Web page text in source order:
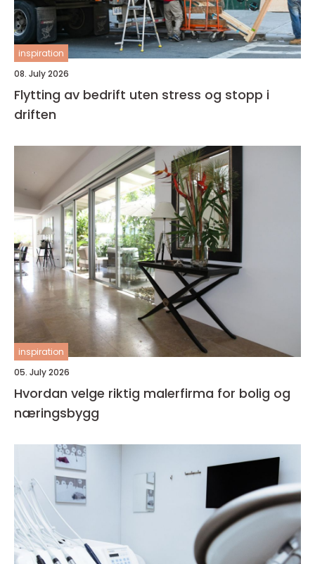
inspiration
08. July 2026
Flytting av bedrift uten stress og stopp i
driften
inspiration
05. July 2026
Hvordan velge riktig malerfirma for bolig og
næringsbygg